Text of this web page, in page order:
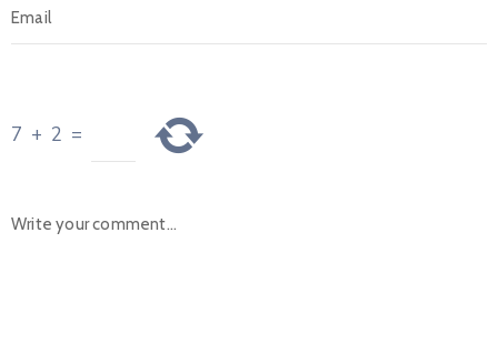
7 + 2 =